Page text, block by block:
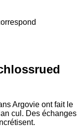
Argovie ont fait le
cul. Des échanges